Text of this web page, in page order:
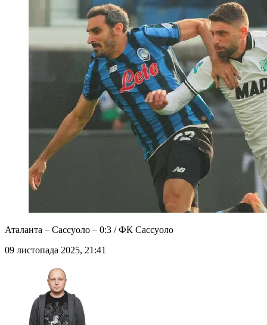
Аталанта – Сассуоло – 0:3 / ФК Сассуоло
09 листопада 2025, 21:41